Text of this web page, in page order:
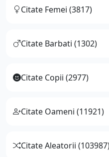
Citate Femei (3817)
Citate Barbati (1302)
Citate Copii (2977)
Citate Oameni (11921)
Citate Aleatorii